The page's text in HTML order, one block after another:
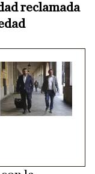
reclamada